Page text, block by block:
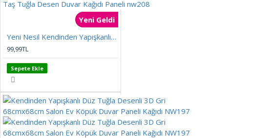
Yeni Geldi
Yeni Nesil Kendinden Yapışkanlı Esnek Sünger Renkli 3D Taş Tuğla Desen Duvar Kağıdı Paneli nw208
99,99TL
Sepete Ekle